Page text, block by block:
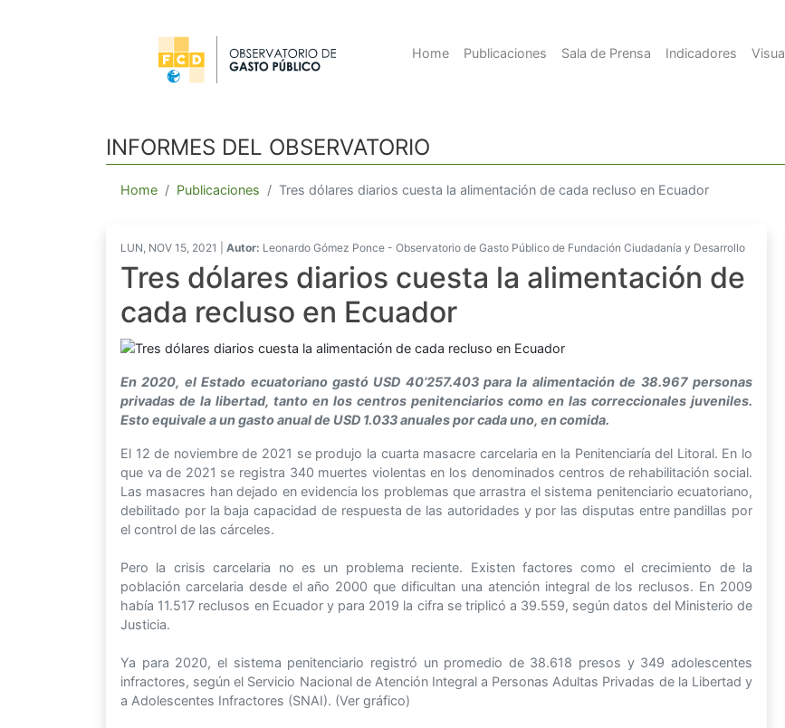
Home Publicaciones Sala de Prensa Indicadores
INFORMES DEL OBSERVATORIO
Home Publicaciones Tres dólares diarios cuesta la alimentación de cada recluso en Ecuador
LUN, NOV 15, 2021 | Autor: Leonardo Gómez Ponce - Observatorio de Gasto Público de Fundación Ciudadanía y Desarrollo
Tres dólares diarios cuesta la alimentación de
cada recluso en Ecuador
En 2020, el Estado ecuatoriano gastó USD 40’257.403 para la alimentación de 38.967 personas
privadas de la libertad, tanto en los centros penitenciarios como en las correccionales juveniles.
Esto equivale a un gasto anual de USD 1.033 anuales por cada uno, en comida.
El 12 de noviembre de 2021 se produjo la cuarta masacre carcelaria en la Penitenciaría del Litoral. En lo
que va de 2021 se registra 340 muertes violentas en los denominados centros de rehabilitación social.
Las masacres han dejado en evidencia los problemas que arrastra el sistema penitenciario ecuatoriano,
debilitado por la baja capacidad de respuesta de las autoridades y por las disputas entre pandillas por
el control de las cárceles.
Pero la crisis carcelaria no es un problema reciente. Existen factores como el crecimiento de la
población carcelaria desde el año 2000 que dificultan una atención integral de los reclusos. En 2009
había 11.517 reclusos en Ecuador y para 2019 la cifra se triplicó a 39.559, según datos del Ministerio de
Justicia.
Ya para 2020, el sistema penitenciario registró un promedio de 38.618 presos y 349 adolescentes
infractores, según el Servicio Nacional de Atención Integral a Personas Adultas Privadas de la Libertad y
a Adolescentes Infractores (SNAI). (Ver gráfico)